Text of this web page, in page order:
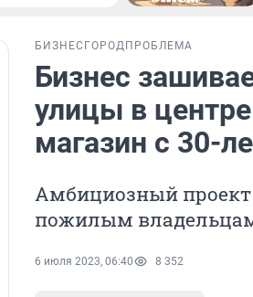
БИЗНЕС ГОРОД ПРОБЛЕМА
Бизнес
улицы в
магазин с 30-
Амбициозный проект
пожилым
6 июля 2023, 06:40 8 352